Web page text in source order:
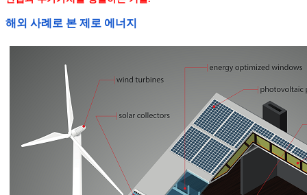
해외 사례로 본 제로 에너지